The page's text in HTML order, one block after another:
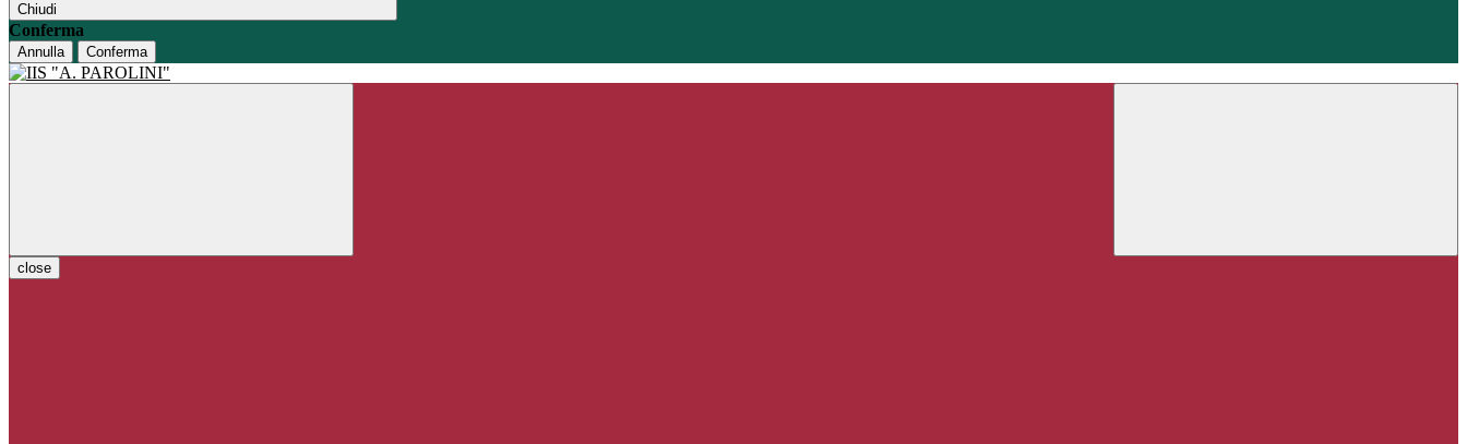
Chiudi
Conferma
Annulla Conferma
close